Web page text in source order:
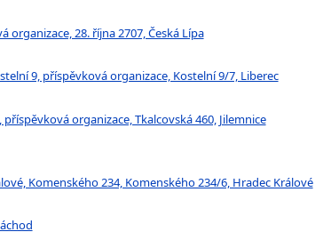
28. října 2707, Česká Lípa
9, příspěvková organizace, Kostelní 9/7, Liberec
organizace, Tkalcovská 460, Jilemnice
Komenského 234, Komenského 234/6, Hradec Králové